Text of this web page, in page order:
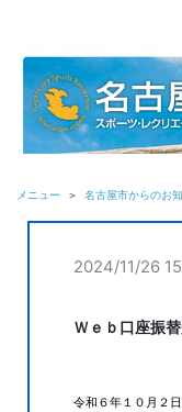
メニュー ＞ 名古屋市からのお
2024/11/26
Ｗｅｂ口座振
令和６年１０月２